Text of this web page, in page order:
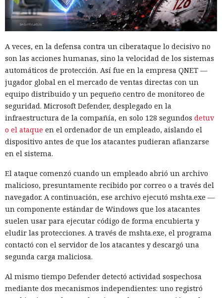
A veces, en la defensa contra un ciberataque lo decisivo no
son las acciones humanas, sino la velocidad de los sistemas
automáticos de protección. Así fue en la empresa QNET —
jugador global en el mercado de ventas directas con un
equipo distribuido y un pequeño centro de monitoreo de
seguridad. Microsoft Defender, desplegado en la
infraestructura de la compañía, en solo 128 segundos detuv
o el ataque en el ordenador de un empleado, aislando el
dispositivo antes de que los atacantes pudieran afianzarse
en el sistema.
El ataque comenzó cuando un empleado abrió un archivo
malicioso, presuntamente recibido por correo o a través del
navegador. A continuación, ese archivo ejecutó mshta.exe —
un componente estándar de Windows que los atacantes
suelen usar para ejecutar código de forma encubierta y
eludir las protecciones. A través de mshta.exe, el programa
contactó con el servidor de los atacantes y descargó una
segunda carga maliciosa.
Al mismo tiempo Defender detectó actividad sospechosa
mediante dos mecanismos independientes: uno registró